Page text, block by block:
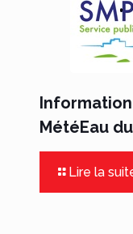
Information
MétéEau
Lire la